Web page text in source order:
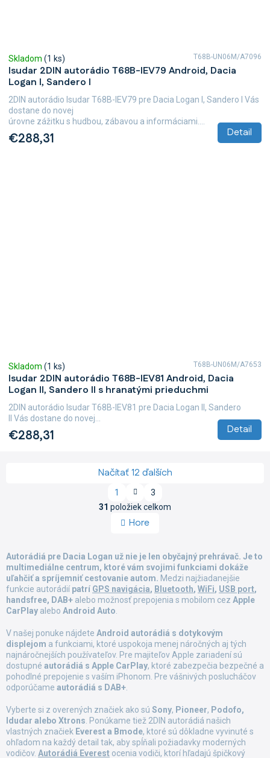
Isudar 2DIN autorádio T68B-IEV79 Android, Dacia
Logan I, Sandero I
Skladom (1 ks)
€288,31 Detail
2DIN autorádio Isudar T68B-IEV79 pre Dacia Logan I, Sandero I Vás
dostane do novej
úrovne zážitku s hudbou, zábavou a informáciami....
T68B-UN06M/A7096
Isudar 2DIN autorádio T68B-IEV81 Android, Dacia
Logan II, Sandero II s hranatými prieduchmi
Skladom (1 ks)
€288,31 Detail
2DIN autorádio Isudar T68B-IEV81 pre Dacia Logan II, Sandero
II Vás dostane do novej...
T68B-UN06M/A7653
O
v
l
d
a
c
i
e
p
v
k
y
v
ý
s
u
Načítať 12 ďalších
S
t
r
á
n
o
v
a
n
i
e
1
3
31 položiek celkom
Hore
Autorádiá pre Dacia Logan už nie je len obyčajný prehrávač. Je to
multimediálne centrum, ktoré vám svojimi funkciami dokáže
uľahčiť a spríjemniť cestovanie autom. Medzi najžiadanejšie
funkcie autorádií patrí GPS navigácia, Bluetooth, WiFi, USB port,
handsfree, DAB+ alebo možnosť prepojenia s mobilom cez Apple
CarPlay alebo Android Auto.
V našej ponuke nájdete Android autorádiá s dotykovým
displejom a funkciami, ktoré uspokoja menej náročných aj tých
najnáročnejších používateľov. Pre majiteľov Apple zariadení sú
dostupné autorádiá s Apple CarPlay, ktoré zabezpečia bezpečné a
pohodlné prepojenie s vaším iPhonom. Pre vášnivých poslucháčov
odporúčame autorádiá s DAB+.
Vyberte si z overených značiek ako sú Sony, Pioneer, Podofo,
Idudar alebo Xtrons. Ponúkame tiež 2DIN autorádiá našich
vlastných značiek Everest a Bmode, ktoré sú dôkladne vyvinuté s
ohľadom na každý detail tak, aby spĺňali požiadavky moderných
vodičov. Autorádiá Everest ocenia vodiči, ktorí hľadajú špičkový